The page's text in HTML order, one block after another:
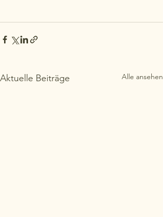
Aktuelle Beiträge Alle ansehen